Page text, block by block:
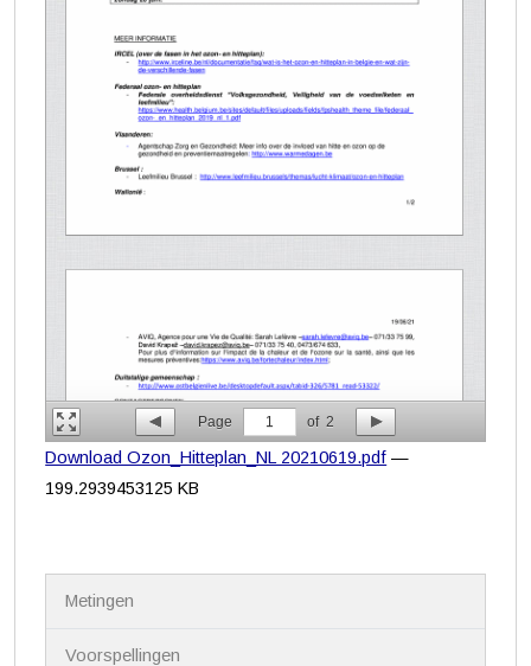
Page 1 of 2
Download Ozon_Hitteplan_NL 20210619.pdf —
199.2939453125 KB
Metingen
Voorspellingen